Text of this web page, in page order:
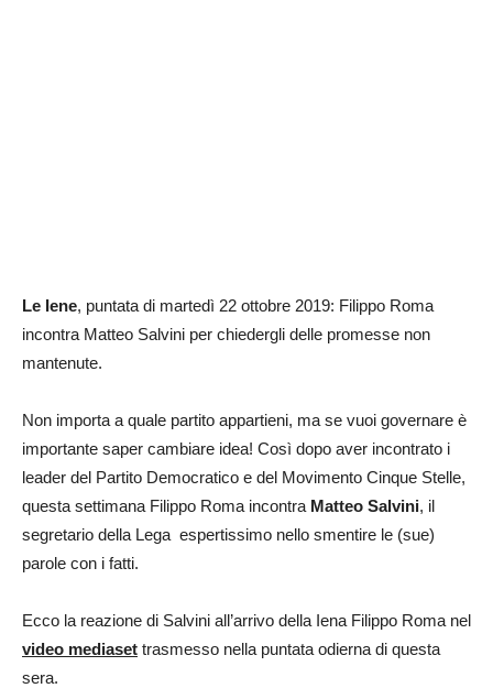
Le Iene, puntata di martedì 22 ottobre 2019: Filippo Roma
incontra Matteo Salvini per chiedergli delle promesse non
mantenute.
Non importa a quale partito appartieni, ma se vuoi governare è
importante saper cambiare idea! Così dopo aver incontrato i
leader del Partito Democratico e del Movimento Cinque Stelle,
questa settimana Filippo Roma incontra Matteo Salvini, il
segretario della Lega espertissimo nello smentire le (sue)
parole con i fatti.
Ecco la reazione di Salvini all’arrivo della Iena Filippo Roma nel
video mediaset trasmesso nella puntata odierna di questa
sera.